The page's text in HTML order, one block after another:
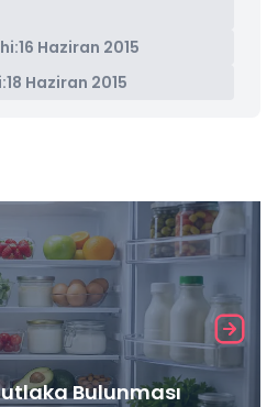
16 Haziran 2015
18 Haziran 2015
Bulunması